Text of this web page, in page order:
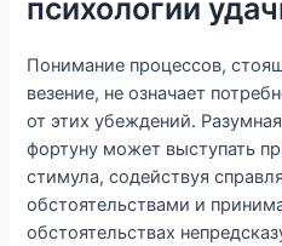
психологии
Понимание процессов,
везение, не означает
от этих убеждений.
фортуну может выступать
стимула, содействуя
обстоятельствами и
обстоятельствах